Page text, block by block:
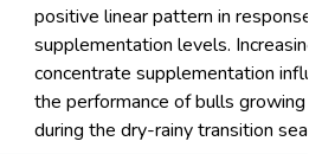
positive linear pattern in response
supplementation levels.
concentrate supplementation
the performance of bulls growing
during the dry-rainy transition